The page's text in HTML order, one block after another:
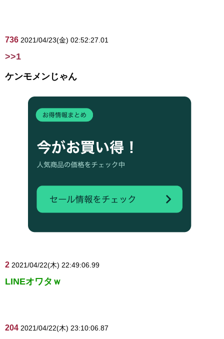
736 2021/04/23(金) 02:52:27.01
>>1
ケンモメンじゃん
2 2021/04/22(木) 22:49:06.99
LINEオワタｗ
204 2021/04/22(木) 23:10:06.87